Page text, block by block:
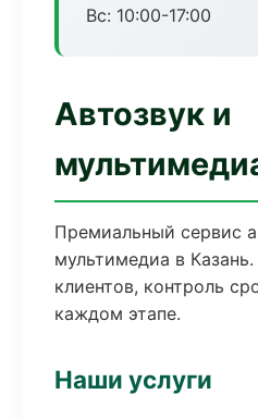
Вс: 10:00-17:00
Автозвук и
Премиальный сервис
мультимедиа в
клиентов, контроль
каждом этапе.
Наши услуги